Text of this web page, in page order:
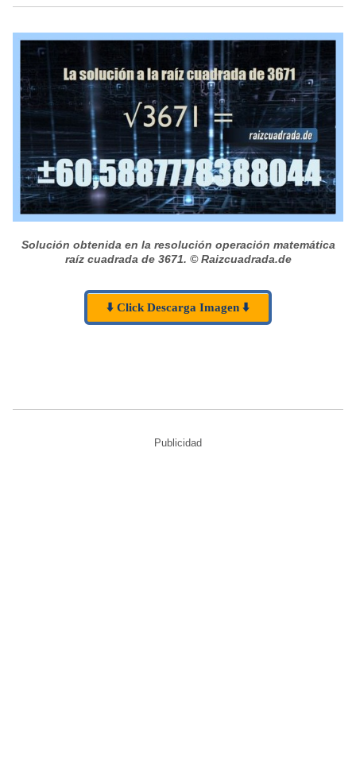
Solución obtenida en la resolución operación matemática
raíz cuadrada de 3671. © Raizcuadrada.de
⬇️ Click Descarga Imagen ⬇️
Publicidad